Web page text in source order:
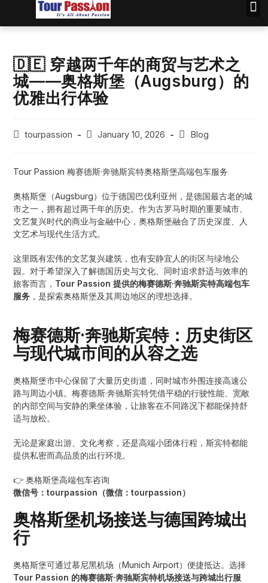
🇩🇪 穿越两千年的商贸与艺术之
城——奥格斯堡（Augsburg）的
优雅出行体验
tourpassion January 10, 2026 Blog
Tour Passion 梅赛德斯·奔驰斯宾特奥格斯堡高端包车服务
奥格斯堡（Augsburg）位于德国巴伐利亚州，是德国最古老的城
市之一，拥有超过两千年的历史。作为古罗马时期的重要城市、
文艺复兴时代的商业与金融中心，奥格斯堡融合了历史深度、人
文艺术与现代生活方式。
这里既有宏伟的文艺复兴建筑，也有安静宜人的街区与绿地公
园。对于希望深入了解德国历史与文化、同时追求舒适与效率的
旅客而言， Tour Passion 提供的梅赛德斯·奔驰斯宾特高端包车
服务 ，是探索奥格斯堡及其周边地区的理想选择。
梅赛德斯·奔驰斯宾特：历史街区
与现代城市间的从容之选
奥格斯堡市中心保留了大量历史街道，同时城市外围连接高速公
路与周边小镇。梅赛德斯·奔驰斯宾特凭借平稳的行驶性能、宽敞
的内部空间与安静的乘坐体验，让旅客在不同路况下都能保持舒
适与放松。
无论是家庭出游、文化考察，还是高端小团体行程，斯宾特都能
提供私密而高品质的出行环境。
👉 奥格斯堡高端包车咨询
微信号：tourpassion（微信：tourpassion）
奥格斯堡机场接送与德国跨城出
行
奥格斯堡可通过慕尼黑机场（Munich Airport）便捷抵达。选择
Tour Passion 的梅赛德斯·奔驰斯宾特机场接送与跨城出行服